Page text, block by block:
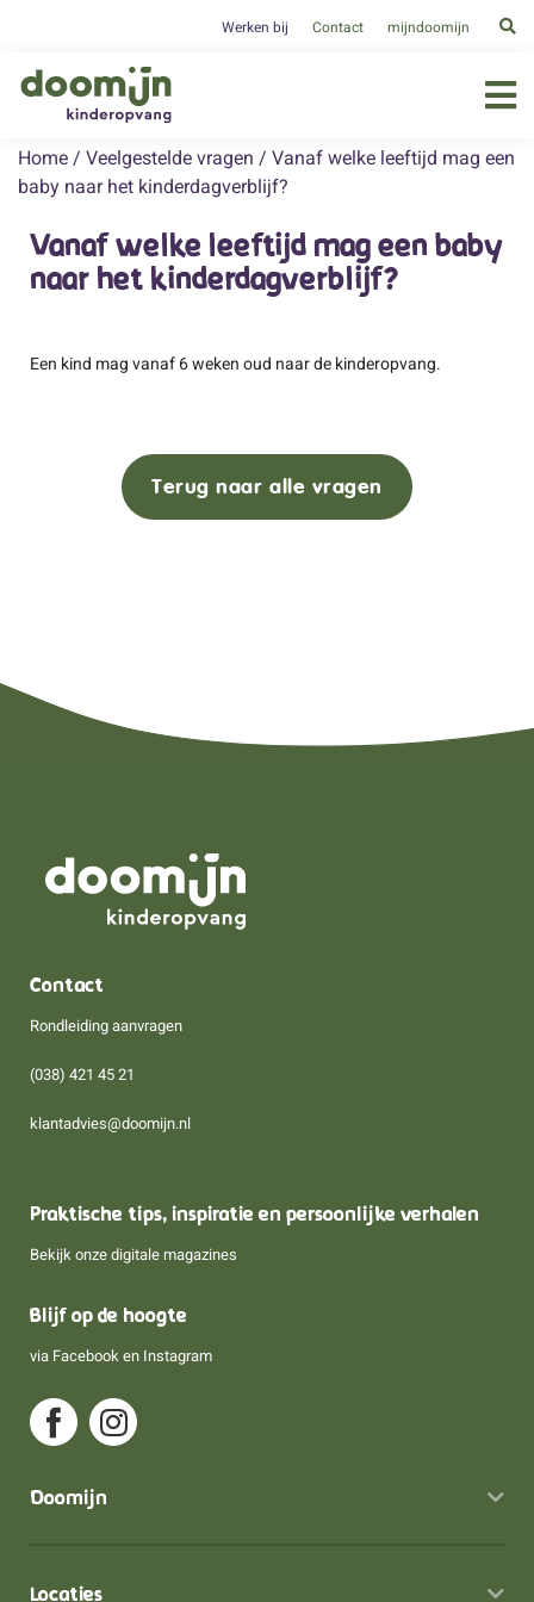
Werken bij Contact mijndoomijn
Home / Veelgestelde vragen / Vanaf welke leeftijd mag een
baby naar het kinderdagverblijf?
Vanaf welke leeftijd mag een baby
naar het kinderdagverblijf?
Een kind mag vanaf 6 weken oud naar de kinderopvang.
Terug naar alle vragen
Doomijn
Locaties
Contact
Rondleiding aanvragen
(038) 421 45 21
klantadvies@doomijn.nl
Praktische tips, inspiratie en persoonlijke verhalen
Bekijk onze digitale magazines
Blijf op de hoogte
via Facebook en Instagram